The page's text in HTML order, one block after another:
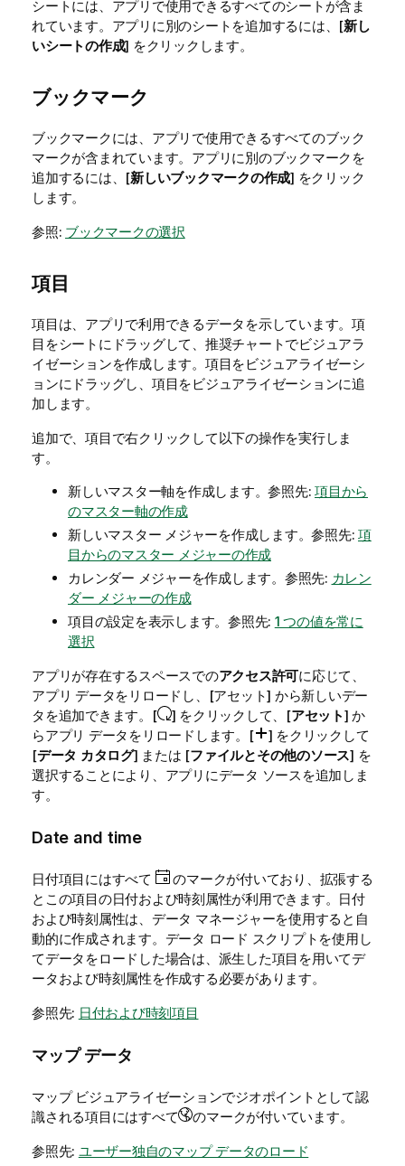
シートには、アプリで使用できるすべてのシートが含ま
れています。アプリに別のシートを追加するには、[新し
いシートの作成] をクリックします。
ブックマーク
ブックマークには、アプリで使用できるすべてのブック
マークが含まれています。アプリに別のブックマークを
追加するには、[新しいブックマークの作成] をクリック
します。
参照: ブックマークの選択
項目
項目は、アプリで利用できるデータを示しています。項
目をシートにドラッグして、推奨チャートでビジュアラ
イゼーションを作成します。項目をビジュアライゼーシ
ョンにドラッグし、項目をビジュアライゼーションに追
加します。
追加で、項目で右クリックして以下の操作を実行しま
す。
新しいマスター軸を作成します。参照先: 項目から
のマスター軸の作成
新しいマスター メジャーを作成します。参照先: 項
目からのマスター メジャーの作成
カレンダー メジャーを作成します。 参照先: カレン
ダー メジャーの作成
項目の設定を表示します。 参照先: 1 つの値を常に
選択
アプリが存在するスペースでのアクセス許可に応じて、
アプリ データをリロードし、[アセット] から新しいデー
タを追加できます。[
] をクリックして、[アセット] か
らアプリ データをリロードします。[
] をクリックして
[データ カタログ] または [ファイルとその他のソース] を
選択することにより、アプリにデータ ソースを追加しま
す。
Date and time
日付項目にはすべて
のマークが付いており、拡張する
とこの項目の日付および時刻属性が利用できます。日付
および時刻属性は、データ マネージャーを使用すると自
動的に作成されます。データ ロード スクリプトを使用し
てデータをロードした場合は、派生した項目を用いてデ
ータおよび時刻属性を作成する必要があります。
参照先: 日付および時刻項目
マップ データ
マップ ビジュアライゼーションでジオポイントとして認
識される項目にはすべて
のマークが付いています。
参照先: ユーザー独自のマップ データのロード